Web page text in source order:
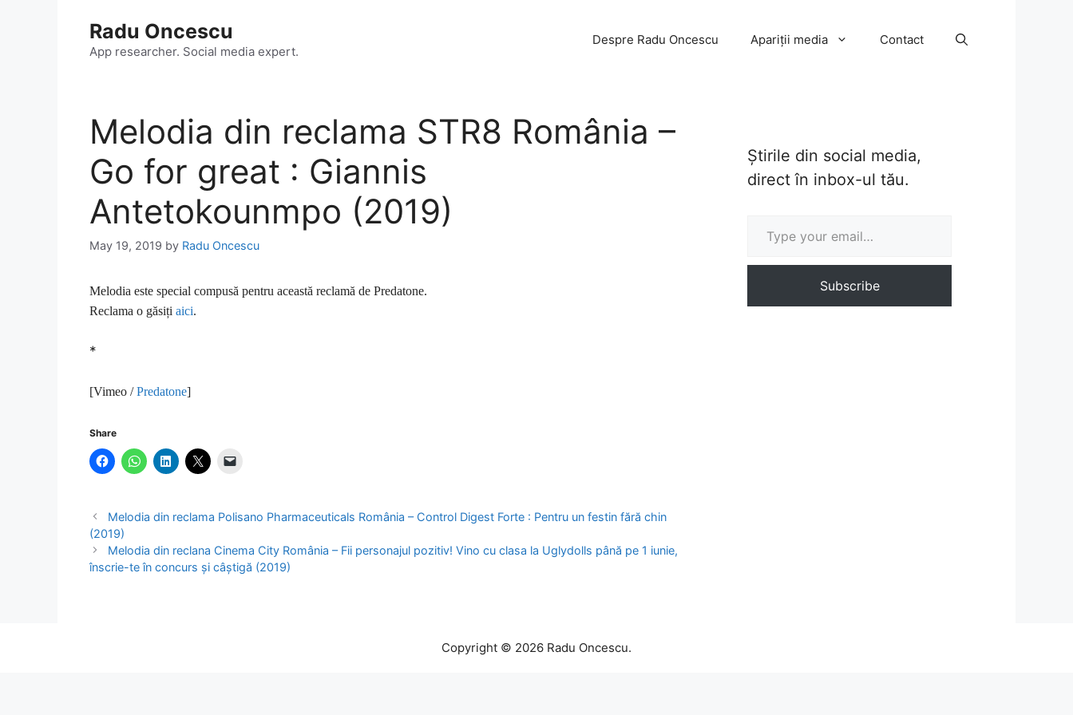
Radu Oncescu
App researcher. Social media expert.
Despre Radu Oncescu Apariții media Contact
Melodia din reclama STR8 România –
Go for great : Giannis
Antetokounmpo (2019)
May 19, 2019 by Radu Oncescu
Melodia este special compusă pentru această reclamă de Predatone.
Reclama o găsiți aici.
*
[Vimeo /Predatone]
Share
Melodia din reclama Polisano Pharmaceuticals România – Control Digest Forte : Pentru un festin fără chin
(2019)
Melodia din reclana Cinema City România – Fii personajul pozitiv! Vino cu clasa la Uglydolls până pe 1 iunie,
înscrie-te în concurs și câștigă (2019)
Știrile din social media,
direct în inbox-ul tău.
Subscribe
Copyright © 2026 Radu Oncescu.